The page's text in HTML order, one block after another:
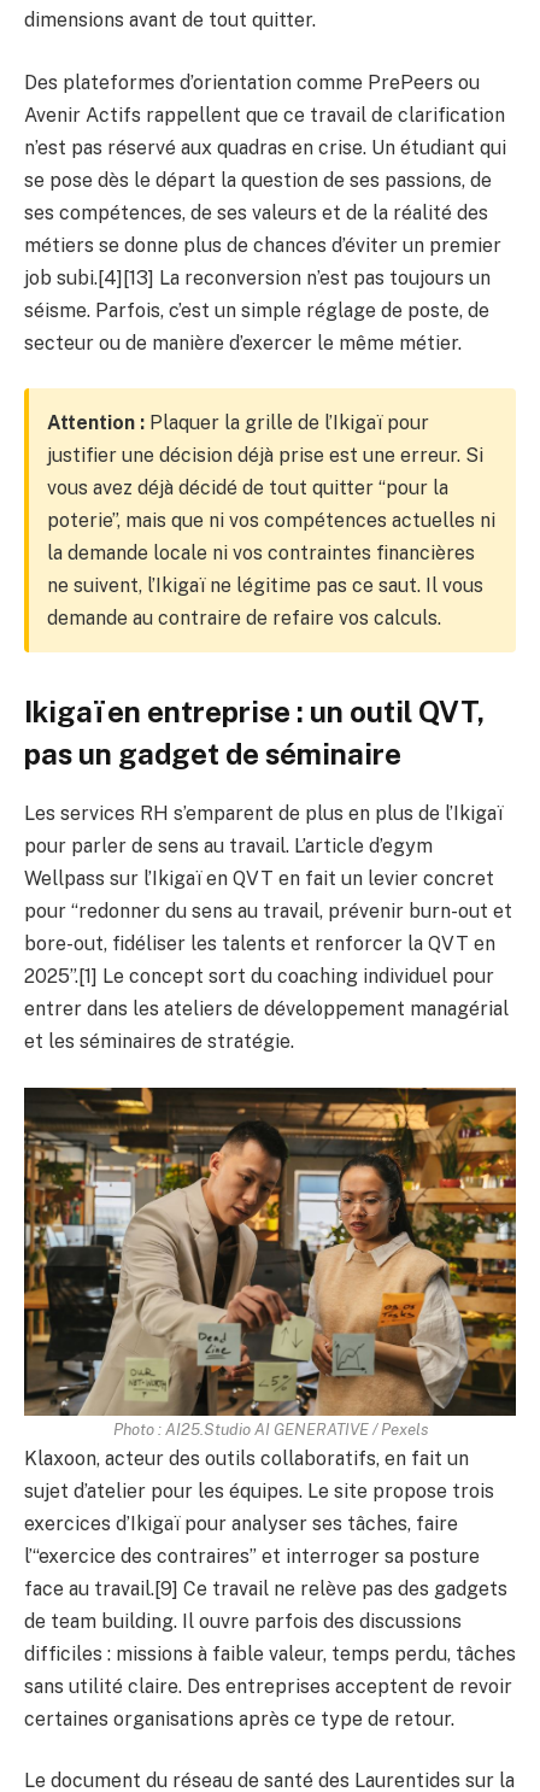
dimensions avant de tout quitter.
Des plateformes d’orientation comme PrePeers ou
Avenir Actifs rappellent que ce travail de clarification
n’est pas réservé aux quadras en crise. Un étudiant qui
se pose dès le départ la question de ses passions, de
ses compétences, de ses valeurs et de la réalité des
métiers se donne plus de chances d’éviter un premier
job subi.[4][13] La reconversion n’est pas toujours un
séisme. Parfois, c’est un simple réglage de poste, de
secteur ou de manière d’exercer le même métier.
Attention : Plaquer la grille de l’Ikigaï pour
justifier une décision déjà prise est une erreur. Si
vous avez déjà décidé de tout quitter “pour la
poterie”, mais que ni vos compétences actuelles ni
la demande locale ni vos contraintes financières
ne suivent, l’Ikigaï ne légitime pas ce saut. Il vous
demande au contraire de refaire vos calculs.
Ikigaï en entreprise : un outil QVT,
pas un gadget de séminaire
Les services RH s’emparent de plus en plus de l’Ikigaï
pour parler de sens au travail. L’article d’egym
Wellpass sur l’Ikigaï en QVT en fait un levier concret
pour “redonner du sens au travail, prévenir burn-out et
bore-out, fidéliser les talents et renforcer la QVT en
2025”.[1] Le concept sort du coaching individuel pour
entrer dans les ateliers de développement managérial
et les séminaires de stratégie.
Photo : AI25.Studio AI GENERATIVE / Pexels
Klaxoon, acteur des outils collaboratifs, en fait un
sujet d’atelier pour les équipes. Le site propose trois
exercices d’Ikigaï pour analyser ses tâches, faire
l’“exercice des contraires” et interroger sa posture
face au travail.[9] Ce travail ne relève pas des gadgets
de team building. Il ouvre parfois des discussions
difficiles : missions à faible valeur, temps perdu, tâches
sans utilité claire. Des entreprises acceptent de revoir
certaines organisations après ce type de retour.
Le document du réseau de santé des Laurentides sur la